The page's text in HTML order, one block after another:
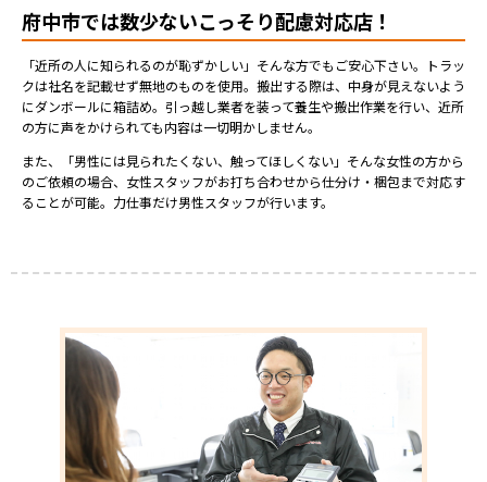
府中市では数少ないこっそり配慮対応店！
「近所の人に知られるのが恥ずかしい」そんな方でもご安心下さい。トラッ
クは社名を記載せず無地のものを使用。搬出する際は、中身が見えないよう
にダンボールに箱詰め。引っ越し業者を装って養生や搬出作業を行い、近所
の方に声をかけられても内容は一切明かしません。
また、「男性には見られたくない、触ってほしくない」そんな女性の方から
のご依頼の場合、女性スタッフがお打ち合わせから仕分け・梱包まで対応す
ることが可能。力仕事だけ男性スタッフが行います。